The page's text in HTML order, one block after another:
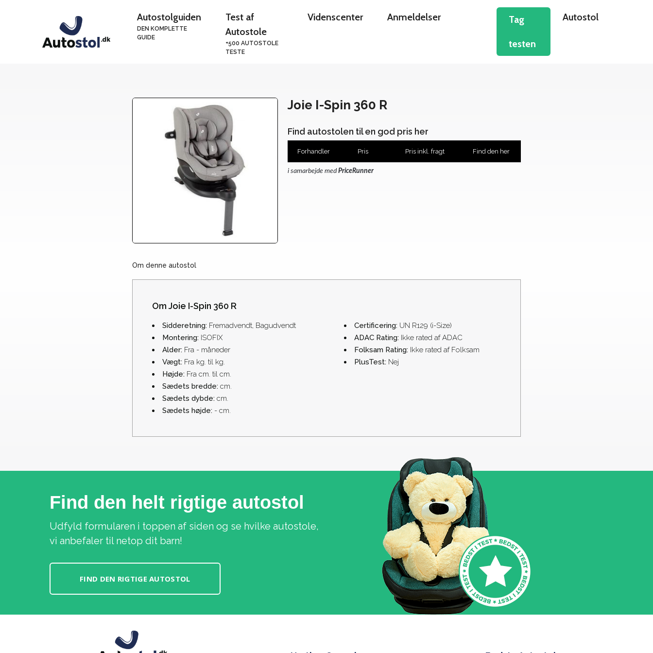
Autostolguiden
DEN KOMPLETTE
GUIDE
Test af
Autostole
+500 AUTOSTOLE
TESTE
Videnscenter Anmeldelser Tag
testen
Autostol
Joie I-Spin 360 R
Find autostolen til en god pris her
Forhandler Pris Pris inkl. fragt Find den her
i samarbejde med PriceRunner
Om denne autostol
Om Joie I-Spin 360 R
Sidderetning: Fremadvendt, Bagudvendt
Montering: ISOFIX
Alder: Fra - måneder
Vægt: Fra kg. til kg.
Højde: Fra cm. til cm.
Sædets bredde: cm.
Sædets dybde: cm.
Sædets højde: - cm.
Certificering: UN R129 (i-Size)
ADAC Rating: Ikke rated af ADAC
Folksam Rating: Ikke rated af Folksam
PlusTest: Nej
Find den helt rigtige autostol
Udfyld formularen i toppen af siden og se hvilke autostole,
vi anbefaler til netop dit barn!
FIND DEN RIGTIGE AUTOSTOL